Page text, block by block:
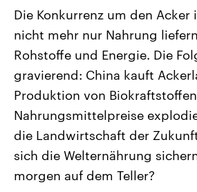
Landtagswahl Sachsen-Anhalt
2026
Alle Informationen
Sachsen-Anhalt wählt am 6.
September 2026 einen neuen
Landtag. Seit 2021 wird das
Bundesland von einer Koalition aus
CDU, SPD und FDP regiert.-
Umfragen, Prognosen,
Die Konkurrenz um den Acker
nicht mehr nur Nahrung
Rohstoffe und Energie. Die
gravierend: China kauft
Produktion von
Nahrungsmittelpreise
die Landwirtschaft der
sich die Welternährung
morgen auf dem Teller?